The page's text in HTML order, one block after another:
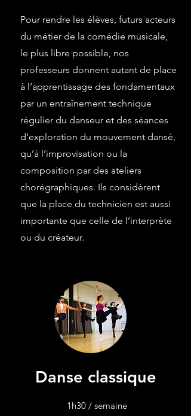
Pour rendre les élèves, futurs acteurs
du métier de la comédie musicale,
le plus libre possible, nos
professeurs donnent autant de place
à l’apprentissage des fondamentaux
par un entraînement technique
régulier du danseur et des séances
d’exploration du mouvement dansé,
qu’à l’improvisation ou la
composition par des ateliers
chorégraphiques. Ils considèrent
que la place du technicien est aussi
importante que celle de l’interprète
ou du créateur.
Danse classique
1h30 / semaine